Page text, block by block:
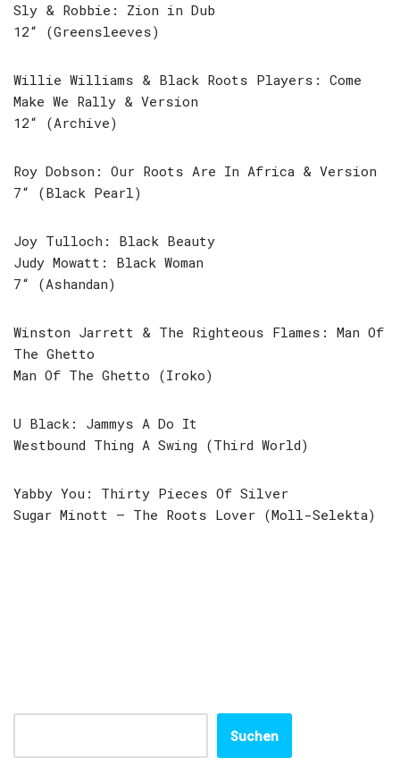
Sly & Robbie: Zion in Dub
12“ (Greensleeves)
Willie Williams & Black Roots Players: Come
Make We Rally & Version
12“ (Archive)
Roy Dobson: Our Roots Are In Africa & Version
7“ (Black Pearl)
Joy Tulloch: Black Beauty
Judy Mowatt: Black Woman
7“ (Ashandan)
Winston Jarrett & The Righteous Flames: Man Of
The Ghetto
Man Of The Ghetto (Iroko)
U Black: Jammys A Do It
Westbound Thing A Swing (Third World)
Yabby You: Thirty Pieces Of Silver
Sugar Minott – The Roots Lover (Moll-Selekta)
Suchen